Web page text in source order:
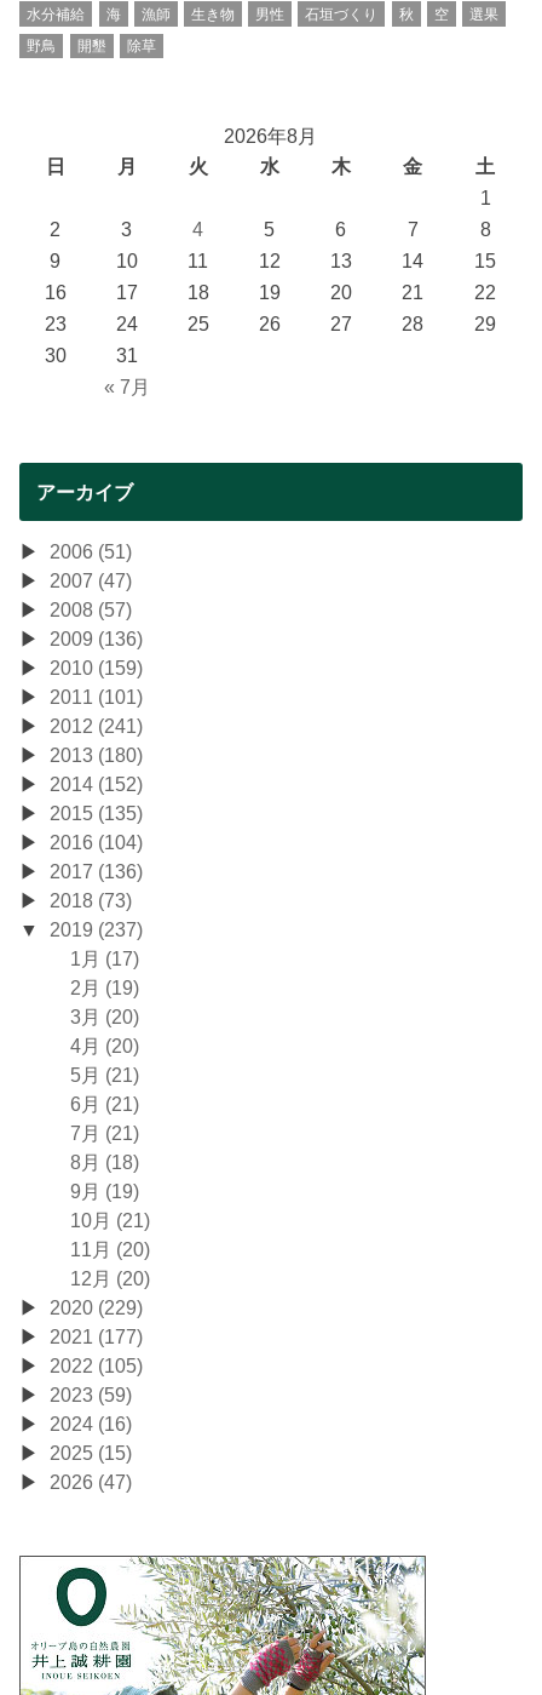
水分補給
海 漁師 生き物 男性 石垣づくり 秋 空
選果
野鳥
開墾 除草
2026年8月
日
月 火 水 木 金 土
« 7月
1
2
3 4 5 6 7
8
9
10 11 12 13 14
15
16
17 18 19 20 21
22
23
24 25 26 27 28
29
30
31
アーカイブ
2006 (51)
2007 (47)
2008 (57)
2009 (136)
2010 (159)
2011 (101)
2012 (241)
2013 (180)
2014 (152)
2015 (135)
2016 (104)
2017 (136)
2018 (73)
2019 (237)
1月 (17)
2月 (19)
3月 (20)
4月 (20)
5月 (21)
6月 (21)
7月 (21)
8月 (18)
9月 (19)
10月 (21)
11月 (20)
12月 (20)
2020 (229)
2021 (177)
2022 (105)
2023 (59)
2024 (16)
2025 (15)
2026 (47)